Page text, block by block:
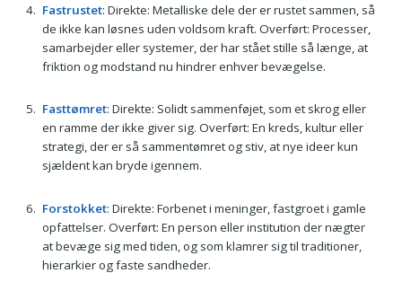
Fastrustet: Direkte: Metalliske dele der er rustet sammen, så
de ikke kan løsnes uden voldsom kraft. Overført: Processer,
samarbejder eller systemer, der har stået stille så længe, at
friktion og modstand nu hindrer enhver bevægelse.
Fasttømret: Direkte: Solidt sammenføjet, som et skrog eller
en ramme der ikke giver sig. Overført: En kreds, kultur eller
strategi, der er så sammentømret og stiv, at nye ideer kun
sjældent kan bryde igennem.
Forstokket: Direkte: Forbenet i meninger, fastgroet i gamle
opfattelser. Overført: En person eller institution der nægter
at bevæge sig med tiden, og som klamrer sig til traditioner,
hierarkier og faste sandheder.